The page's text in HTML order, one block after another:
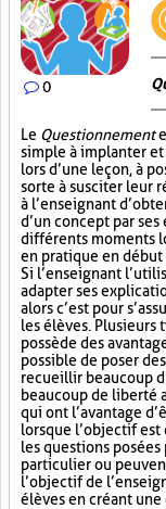
0
Le Questionnement
simple à implanter
lors d’une leçon, à
sorte à susciter leur
à l’enseignant
d’un concept par ses
différents moments
en pratique en début
Si l’enseignant
adapter ses
alors c’est pour
les élèves. Plusieurs
possède des
possible de poser
recueillir beaucoup
beaucoup de liberté
qui ont l’avantage
lorsque l’objectif
les questions
particulier ou
l’objectif de
élèves en créant une